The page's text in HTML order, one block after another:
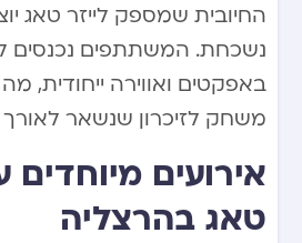
החיובית שמספק לייזר טאג
נשכחת. המשתתפים נכנסים
באפקטים ואווירה ייחודית,
משחק לזיכרון שנשאר לאורך
אירועים מיוחדים
טאג בהרצליה